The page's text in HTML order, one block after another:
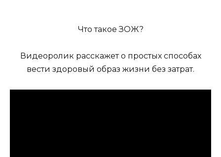
Что такое ЗОЖ?
Видеоролик расскажет о простых способах
вести здоровый образ жизни без затрат.